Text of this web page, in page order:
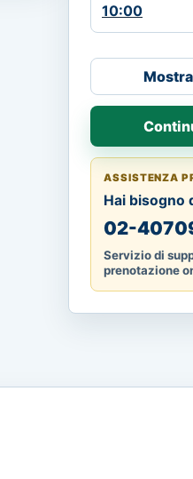
10:00
ASSISTENZA
Hai bisogno
02-
Servizio di
prenotazione